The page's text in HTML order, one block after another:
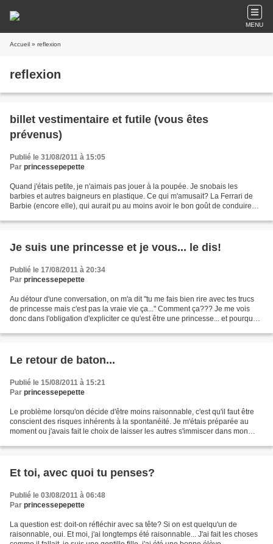
MENU
Accueil » reflexion
reflexion
billet vestimentaire et futile (vous êtes
prévenus)
Publié le 31/08/2011 à 15:05
Par princessepepette
Quand j'étais petite, je n'aimais pas jouer à la poupée. Je snobais les
barbies et autres baigneurs en plastique. Ce qui m'amusait? La Ferrari de
Barbie (encore elle), qui aurait pu au moins avoir le bon goût de conduire
Je suis une princesse et je vous... le dis!
Publié le 17/08/2011 à 20:34
Par princessepepette
Au détour d'une conversation, on m'a dit "tu me fais bien rire avec tes trucs
de princesse mais c'est pas la vraie vie ça..." Comment ça??? Je me vois
donc dans l'obligation d'expliciter ce qu'est être une princesse... et pourquoi
Le retour de baton...
Publié le 15/08/2011 à 15:21
Par princessepepette
Le problème lorsqu'on décide d'être moins raisonnable, c'est qu'il faut être
conscient des risques inhérents à la spontanéité. Je m'étais préparée au
moment ou j'avais fait le choix de laisser les autres s'immiscer dans mon
Et toi, avec quoi tu penses?
Publié le 03/08/2011 à 06:48
Par princessepepette
La question est: doit-on réfléchir avec sa tête? Si on est quelqu'un de
raisonnable, oui. Et moi, j'ai longtemps été raisonnable... J'ai fait les choses